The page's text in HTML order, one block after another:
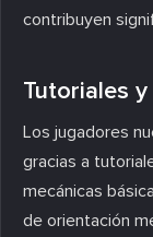
contribuyen
Tutoriales
Los jugadores
gracias a
mecánicas
de orientación